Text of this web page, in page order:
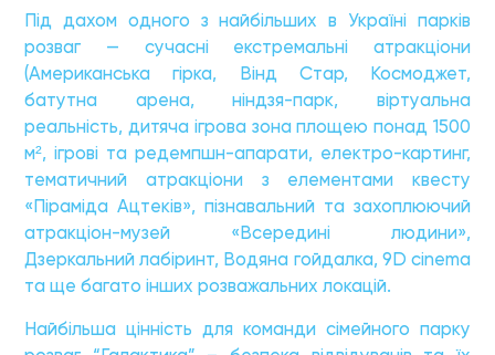
Під дахом одного з найбільших в Україні парків
розваг — сучасні екстремальні атракціони
(Американська гірка, Вінд Стар, Космоджет,
батутна арена, ніндзя-парк, віртуальна
реальність, дитяча ігрова зона площею понад 1500
м², ігрові та редемпшн-апарати, електро-картинг,
тематичний атракціони з елементами квесту
«Піраміда Ацтеків», пізнавальний та захоплюючий
атракціон-музей «Всередині людини»,
Дзеркальний лабіринт, Водяна гойдалка, 9D cinema
та ще багато інших розважальних локацій.
Найбільша цінність для команди сімейного парку